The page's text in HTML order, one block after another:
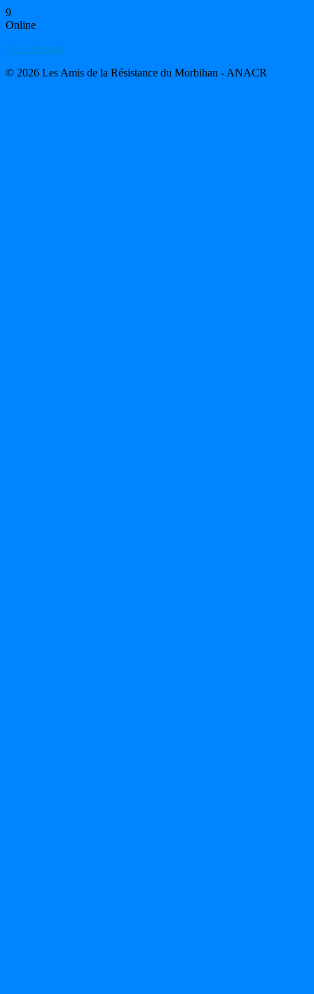
9
Online
Haut de page
© 2026 Les Amis de la Résistance du Morbihan - ANACR